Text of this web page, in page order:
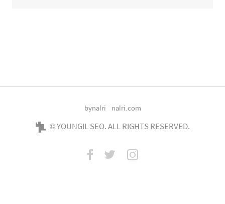
bynalri nalri.com
© YOUNGIL SEO. ALL RIGHTS RESERVED.